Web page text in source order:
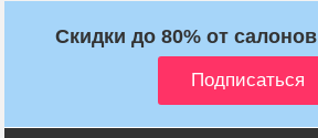
Скидки до 80% от